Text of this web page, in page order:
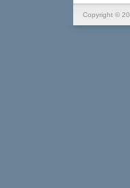
Copyright ©